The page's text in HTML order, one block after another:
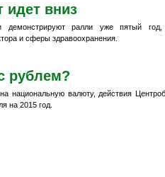
идет вниз
демонстрируют ралли уже пятый
и сферы здравоохранения.
рублем?
национальную валюту, действия
на 2015 год.